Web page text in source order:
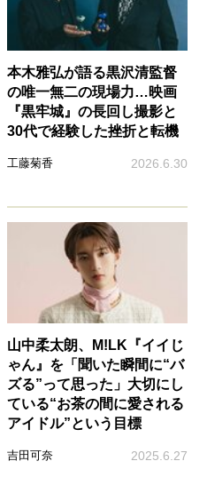
本木雅弘が語る黒沢清監督
の唯一無二の現場力…映画
『黒牢城』の長回し撮影と
30代で経験した挫折と転機
工藤菊香 2026.6.30
山中柔太朗、M!LK『イイじ
ゃん』を「聞いた瞬間に“バ
ズる”って思った」大切にし
ている“お茶の間に愛される
アイドル”という目標
吉田可奈 2025.6.27